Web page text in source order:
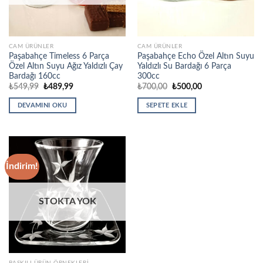
CAM ÜRÜNLER
Paşabahçe Timeless 6 Parça
Özel Altın Suyu Ağız Yaldızlı Çay
Bardağı 160cc
₺549,99 Orijinal
₺549,99.
₺489,99Şu
DEVAMINI OKU
CAM ÜRÜNLER
Paşabahçe Echo Özel Altın Suyu
Yaldızlı Su Bardağı 6 Parça
300cc
₺700,00 Orijinal
₺700,00.
₺500,00Şu
SEPETE EKLE
İndirim!
STOKTA YOK